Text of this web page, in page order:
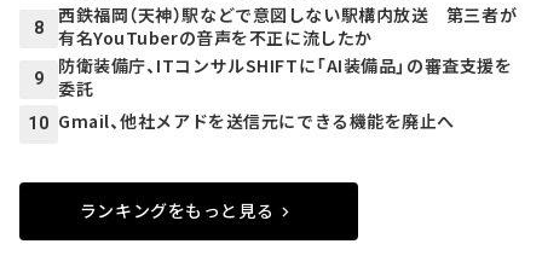
8
西鉄福岡（天神）駅などで意図しない駅構内放送 第三者が
有名YouTuberの音声を不正に流したか
9
防衛装備庁、ITコンサルSHIFTに「AI装備品」の審査支援を
委託
10 Gmail、他社メアドを送信元にできる機能を廃止へ
ランキングをもっと見る